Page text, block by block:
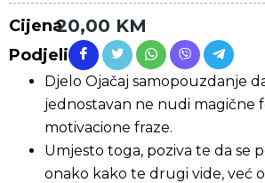
Cijena20,00 KM
Podjeli
Djelo Ojačaj samopouzdanje
jednostavan ne nudi magične
motivacione fraze.
Umjesto toga, poziva te da se
onako kako te drugi vide, već